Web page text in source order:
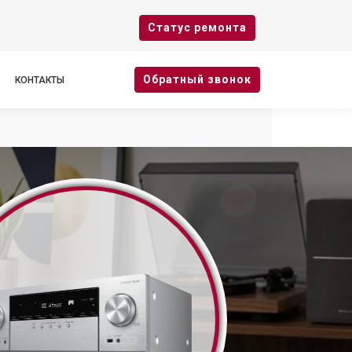
Cтатус ремонта
КОНТАКТЫ Oбратный звонок